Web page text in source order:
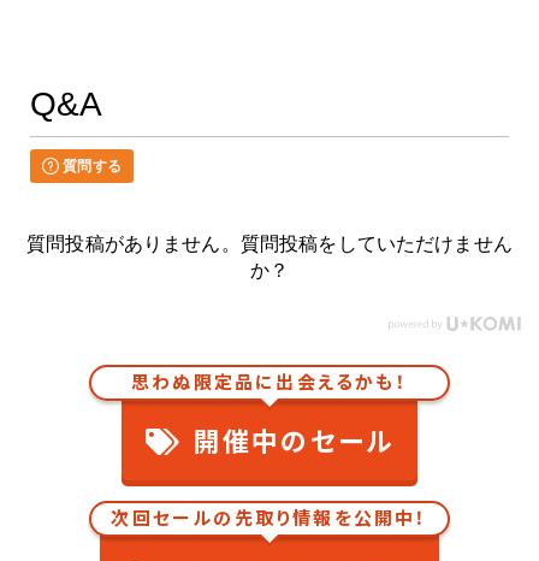
Q&A
質問する
質問投稿がありません。質問投稿をしていただけません
か？
思わぬ限定品に出会えるかも！
開催中のセール
次回セールの先取り情報を公開中！